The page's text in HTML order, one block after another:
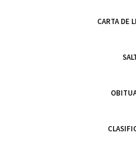
CARTA DE